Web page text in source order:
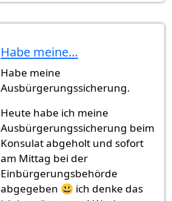
Habe meine…
Habe meine
Ausbürgerungssicherung.
Heute habe ich meine
Ausbürgerungssicherung beim
Konsulat abgeholt und sofort
am Mittag bei der
Einbürgerungsbehörde
abgegeben 😃 ich denke das